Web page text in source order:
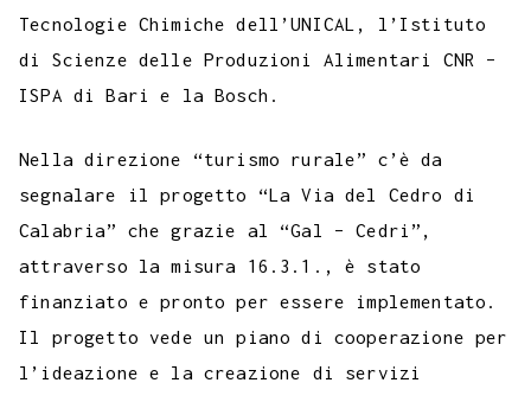
Tecnologie Chimiche dell’UNICAL, l’Istituto
di Scienze delle Produzioni Alimentari CNR –
ISPA di Bari e la Bosch.
Nella direzione “turismo rurale” c’è da
segnalare il progetto “La Via del Cedro di
Calabria” che grazie al “Gal – Cedri”,
attraverso la misura 16.3.1., è stato
finanziato e pronto per essere implementato.
Il progetto vede un piano di cooperazione per
l’ideazione e la creazione di servizi